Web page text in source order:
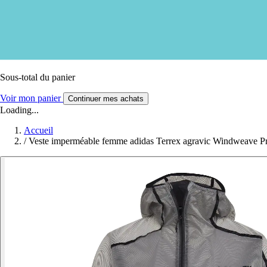
Sous-total du panier
Voir mon panier Continuer mes achats
Loading...
Accueil
/ Veste imperméable femme adidas Terrex agravic Windweave